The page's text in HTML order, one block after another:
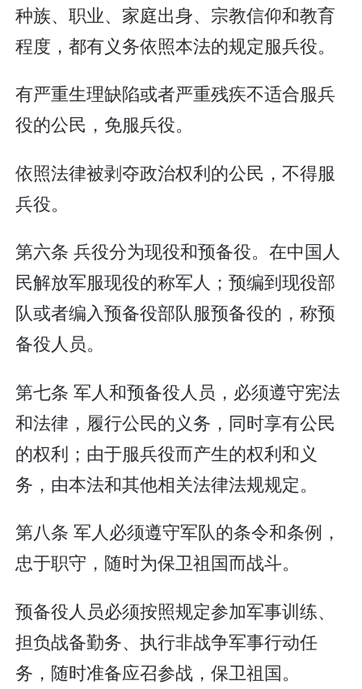
种族、职业、家庭出身、宗教信仰和教育
程度，都有义务依照本法的规定服兵役。
有严重生理缺陷或者严重残疾不适合服兵
役的公民，免服兵役。
依照法律被剥夺政治权利的公民，不得服
兵役。
第六条 兵役分为现役和预备役。在中国人
民解放军服现役的称军人；预编到现役部
队或者编入预备役部队服预备役的，称预
备役人员。
第七条 军人和预备役人员，必须遵守宪法
和法律，履行公民的义务，同时享有公民
的权利；由于服兵役而产生的权利和义
务，由本法和其他相关法律法规规定。
第八条 军人必须遵守军队的条令和条例，
忠于职守，随时为保卫祖国而战斗。
预备役人员必须按照规定参加军事训练、
担负战备勤务、执行非战争军事行动任
务，随时准备应召参战，保卫祖国。